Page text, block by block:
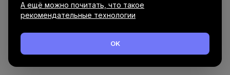
А ещё можно почитать, что такое
рекомендательные технологии
OK